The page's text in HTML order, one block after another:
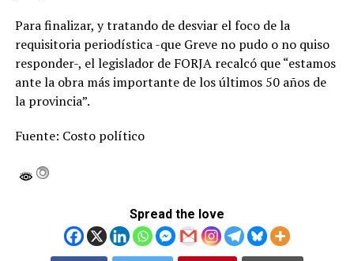
Para finalizar, y tratando de desviar el foco de la
requisitoria periodística -que Greve no pudo o no quiso
responder-, el legislador de FORJA recalcó que “estamos
ante la obra más importante de los últimos 50 años de
la provincia”.
Fuente: Costo político
Spread the love